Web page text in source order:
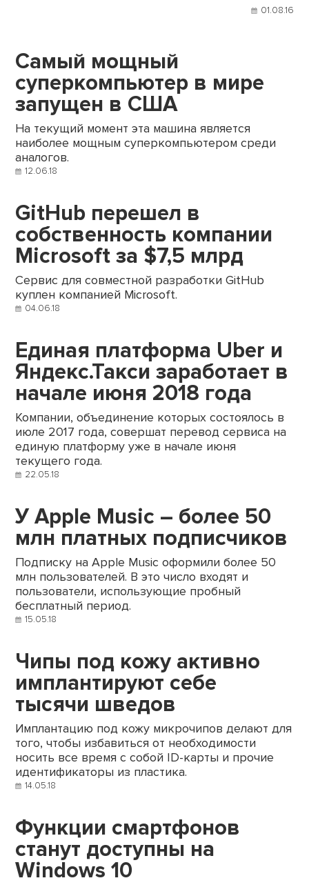
Самый мощный
суперкомпьютер в мире
запущен в США
На текущий момент эта машина является
наиболее мощным суперкомпьютером среди
аналогов.
12.06.18
GitHub перешел в
собственность компании
Microsoft за $7,5 млрд
Сервис для совместной разработки GitHub
куплен компанией Microsoft.
04.06.18
Единая платформа Uber и
Яндекс.Такси заработает в
начале июня 2018 года
Компании, объединение которых состоялось в
июле 2017 года, совершат перевод сервиса на
единую платформу уже в начале июня
текущего года.
22.05.18
У Apple Music – более 50
млн платных подписчиков
Подписку на Apple Music оформили более 50
млн пользователей. В это число входят и
пользователи, использующие пробный
бесплатный период.
15.05.18
Чипы под кожу активно
имплантируют себе
тысячи шведов
Имплантацию под кожу микрочипов делают для
того, чтобы избавиться от необходимости
носить все время с собой ID-карты и прочие
идентификаторы из пластика.
14.05.18
Функции смартфонов
станут доступны на
Windows 10
01.08.16